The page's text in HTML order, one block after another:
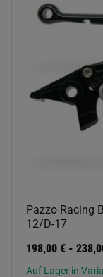
Pazzo Racing
12/D-17
198,00 € -
Auf Lager in